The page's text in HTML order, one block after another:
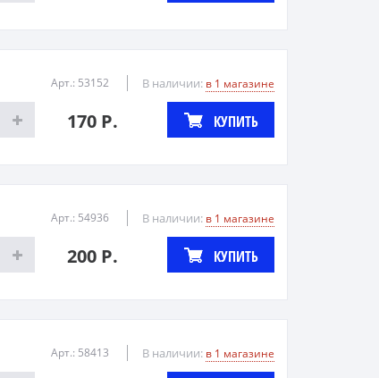
Арт.: 53152 В наличии: в 1 магазине
170 Р. КУПИТЬ
Арт.: 54936 В наличии: в 1 магазине
200 Р. КУПИТЬ
Арт.: 58413 В наличии: в 1 магазине